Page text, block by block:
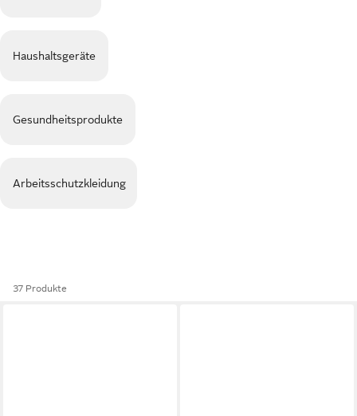
Haushaltsgeräte
Gesundheitsprodukte
Arbeitsschutzkleidung
37 Produkte